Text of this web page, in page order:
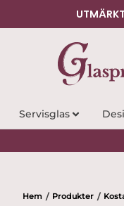
UTMÄRKT
Servisglas
Hem / Produkter /